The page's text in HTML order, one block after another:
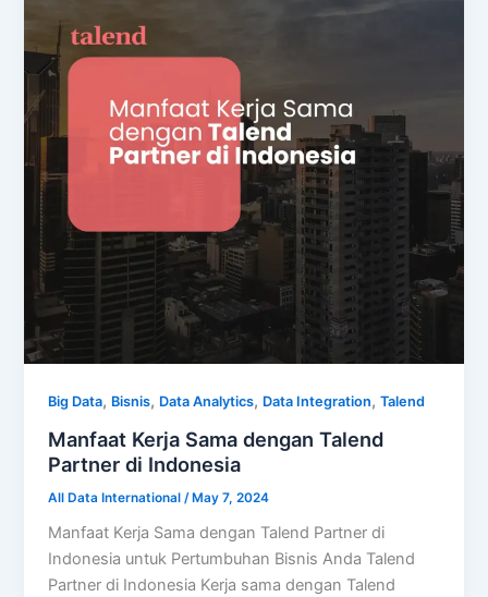
Big Data, Bisnis, Data Analytics, Data Integration,Talend
Manfaat Kerja Sama dengan Talend
Partner di Indonesia
All Data International /May 7, 2024
Manfaat Kerja Sama dengan Talend Partner di
Indonesia untuk Pertumbuhan Bisnis Anda Talend
Partner di Indonesia Kerja sama dengan Talend